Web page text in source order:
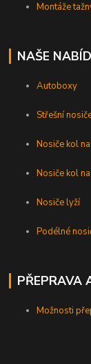
Montáže
NAŠE
Autoboxy
Střešní
Nosiče kol
Nosiče kol
Nosiče lyží
Podélné
PŘEPRAVA
Možnosti